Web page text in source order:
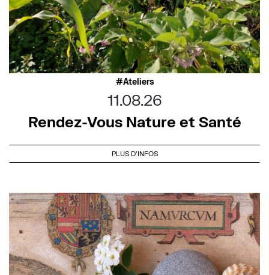
Ateliers
11.08.26
Rendez-Vous Nature et Santé
PLUS D'INFOS